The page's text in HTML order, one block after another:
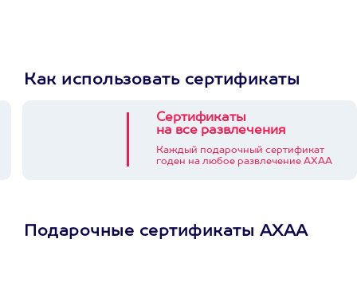
Как использовать сертификаты
Сертификаты
на все развлечения
Каждый подарочный сертификат
годен на любое развлечение АХАА
Подарочные сертификаты АХАА